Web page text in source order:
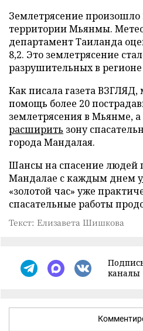
Землетрясение произошло
территории Мьянмы.
департамент Таиланда
8,2. Это землетрясение
разрушительных в
Как писала газета
помощь более 20
землетрясения в Мьянме,
расширить зону
города Мандалая.
Шансы на спасение людей
Мандалае с каждым днем
«золотой час» уже
спасательные работы
Текст: Елизавета Шишкова
каналы